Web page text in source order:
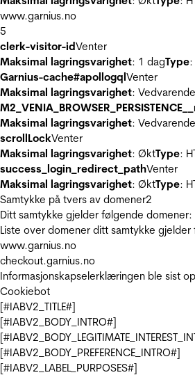
www.garnius.no
5
clerk-visitor-idVenter
Maksimal lagringsvarighet: 1 dagType:
Garnius-cache#apollogqlVenter
Maksimal lagringsvarighet: Vedvarende
Maksimal lagringsvarighet: Vedvarende
scrollLockVenter
Maksimal lagringsvarighet: ØktType:
success_login_redirect_pathVenter
Maksimal lagringsvarighet: ØktType:
Samtykke på tvers av domener2
Ditt samtykke gjelder følgende domener:
Liste over domener ditt samtykke gjelder
www.garnius.no
checkout.garnius.no
Informasjonskapselerklæringen ble sist
Cookiebot
[#IABV2_TITLE#]
[#IABV2_BODY_INTRO#]
[#IABV2_BODY_PREFERENCE_INTRO#]
[#IABV2_LABEL_PURPOSES#]